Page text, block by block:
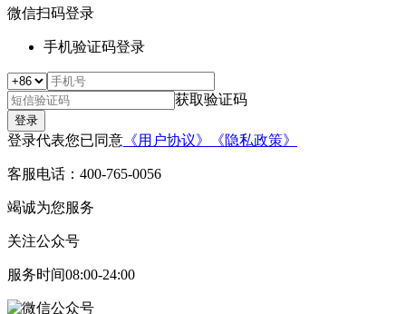
微信扫码登录
手机验证码登录
获取验证码
登录代表您已同意 《用户协议》 《隐私政策》
客服电话：400-765-0056
竭诚为您服务
关注公众号
服务时间08:00-24:00